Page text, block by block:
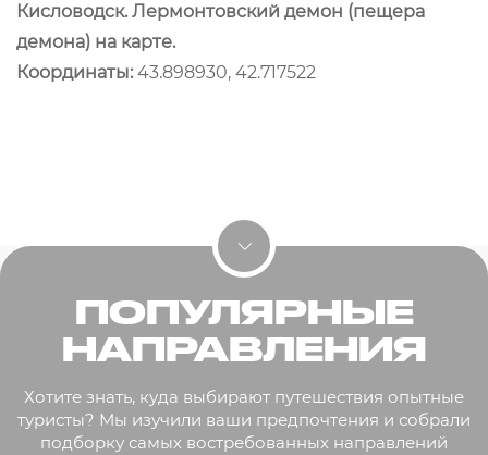
Кисловодск. Лермонтовский демон (пещера
демона) на карте.
Координаты: 43.898930, 42.717522
ПОПУЛЯРНЫЕ
НАПРАВЛЕНИЯ
Хотите знать, куда выбирают путешествия опытные
туристы? Мы изучили ваши предпочтения и собрали
подборку самых востребованных направлений